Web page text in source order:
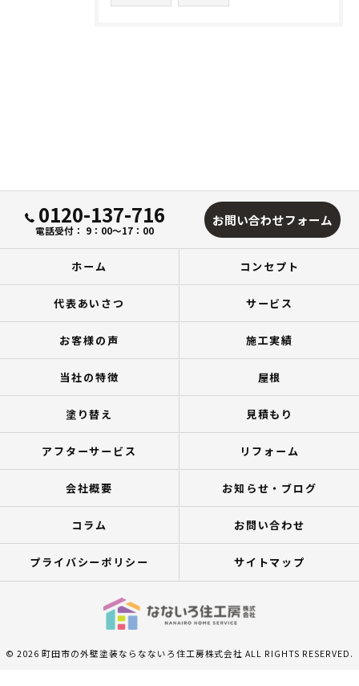
0120-137-716
電話受付： 9：00～17：00
お問い合わせフォーム
ホーム コンセプト
代表あいさつ サービス
お客様の声 施工実績
当社の特徴 屋根
塗り替え 見積もり
アフターサービス リフォーム
会社概要 お知らせ・ブログ
コラム お問い合わせ
プライバシーポリシー サイトマップ
© 2026 町田市の外壁塗装ならなないろ住工房株式会社 ALL RIGHTS RESERVED.